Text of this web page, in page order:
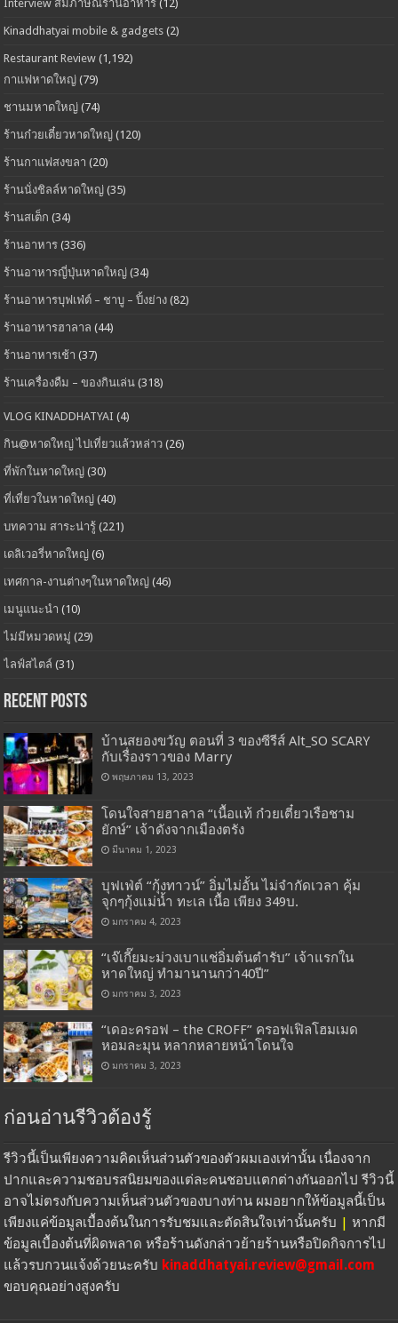
Interview สัมภาษณ์ร้านอาหาร (12)
Kinaddhatyai mobile & gadgets (2)
Restaurant Review (1,192)
กาแฟหาดใหญ่ (79)
ชานมหาดใหญ่ (74)
ร้านก๋วยเตี๋ยวหาดใหญ่ (120)
ร้านกาแฟสงขลา (20)
ร้านนั่งชิลล์หาดใหญ่ (35)
ร้านสเต็ก (34)
ร้านอาหาร (336)
ร้านอาหารญี่ปุ่นหาดใหญ่ (34)
ร้านอาหารบุฟเฟ่ต์ – ชาบู – ปิ้งย่าง (82)
ร้านอาหารฮาลาล (44)
ร้านอาหารเช้า (37)
ร้านเครื่องดืม – ของกินเล่น (318)
VLOG KINADDHATYAI (4)
กิน@หาดใหญ่ ไปเที่ยวแล้วหล่าว (26)
ที่พักในหาดใหญ่ (30)
ที่เที่ยวในหาดใหญ่ (40)
บทความ สาระน่ารู้ (221)
เดลิเวอรี่หาดใหญ่ (6)
เทศกาล-งานต่างๆในหาดใหญ่ (46)
เมนูแนะนำ (10)
ไม่มีหมวดหมู่ (29)
ไลฟ์สไตล์ (31)
Recent Posts
บ้านสยองขวัญ ตอนที่ 3 ของซีรีส์ Alt_SO SCARY
กับเรื่องราวของ Marry
พฤษภาคม 13, 2023
โดนใจสายฮาลาล “เนื้อแท้ ก๋วยเตี๋ยวเรือชาม
ยักษ์” เจ้าดังจากเมืองตรัง
มีนาคม 1, 2023
บุฟเฟ่ต์ “กุ้งทาวน์” อิ่มไม่อั้น ไม่จำกัดเวลา คุ้ม
จุกๆกุ้งแม่น้ำ ทะเล เนื้อ เพียง 349บ.
มกราคม 4, 2023
“เจ๊เกี๊ยมะม่วงเบาแช่อิ่มต้นตำรับ” เจ้าแรกใน
หาดใหญ่ ทำมานานกว่า40ปี”
มกราคม 3, 2023
“เดอะครอฟ – the CROFF” ครอฟเฟิลโฮมเมด
หอมละมุน หลากหลายหน้าโดนใจ
มกราคม 3, 2023
ก่อนอ่านรีวิวต้องรู้
รีวิวนี้เป็นเพียงความคิดเห็นส่วนตัวของตัวผมเองเท่านั้น เนื่องจาก
ปากและความชอบรสนิยมของแต่ละคนชอบแตกต่างกันออกไป รีวิวนี้
อาจไม่ตรงกับความเห็นส่วนตัวของบางท่าน ผมอยากให้ข้อมูลนี้เป็น
เพียงแค่ข้อมูลเบื้องต้นในการรับชมและตัดสินใจเท่านั้นครับ
หากมี
ข้อมูลเบื้องต้นที่ผิดพลาด หรือร้านดังกล่าวย้ายร้านหรือปิดกิจการไป
แล้วรบกวนแจ้งด้วยนะครับ kinaddhatyai.review@gmail.com
ขอบคุณอย่างสูงครับ